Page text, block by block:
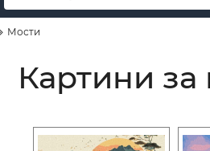
Мости
Картини